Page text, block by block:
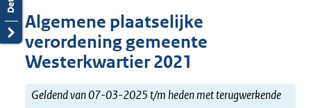
Algemene plaatselijke
verordening gemeente
Westerkwartier 2021
Geldend van 07-03-2025 t/m heden met terugwerkende